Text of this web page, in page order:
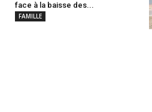
face à la baisse des...
FAMILLE